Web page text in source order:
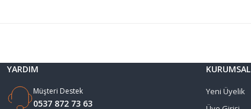
YARDIM
Müşteri Destek
0537 872 73 63
KURUMSAL
Yeni Üyelik